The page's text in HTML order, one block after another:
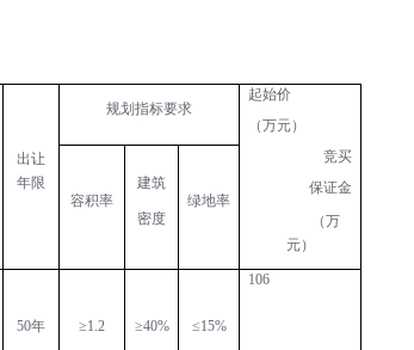
出让
年限
规划指标要求
起始价
（万元）
竞买
保证金
（万
元）
容积率
建筑
密度
绿地率
50年 ≥1.2 ≥40% ≤15%
106